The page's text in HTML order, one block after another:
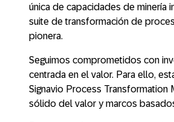
única de capacidades de minería
suite de transformación de
pionera.
Seguimos comprometidos con
centrada en el valor. Para ello,
Signavio Process Transformation
sólido del valor y marcos